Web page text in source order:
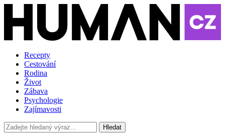
Recepty
Cestování
Rodina
Život
Zábava
Psychologie
Zajímavosti
Hledat